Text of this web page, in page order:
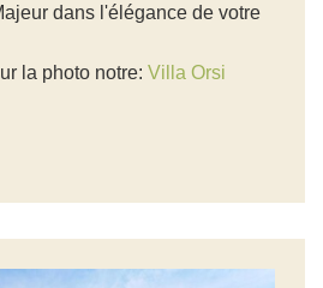
dans l'élégance de votre
la photo notre: Villa Orsi